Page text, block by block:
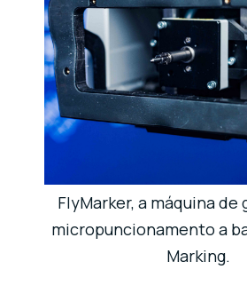
FlyMarker, a máquina de
micropuncionamento a
Marking.